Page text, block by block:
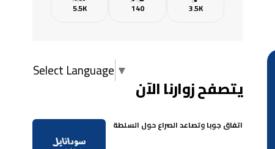
3.5K
140
5.5K
Select Language ▼
يتصفح زوارنا الآن
اتفاق جوبا وتصاعد الصراع حول السلطة